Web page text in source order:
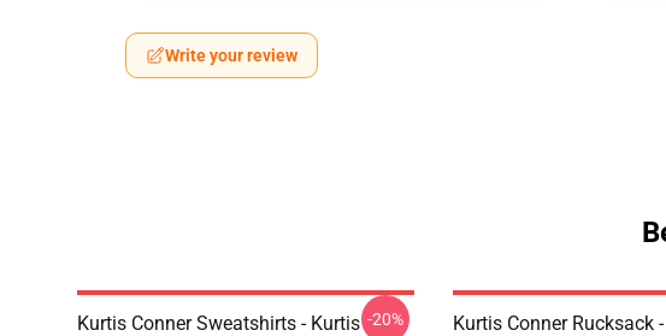
Write your review
Kurtis Conner Sweatshirts - Kurtis -20%
Kurtis Conner Rucksack